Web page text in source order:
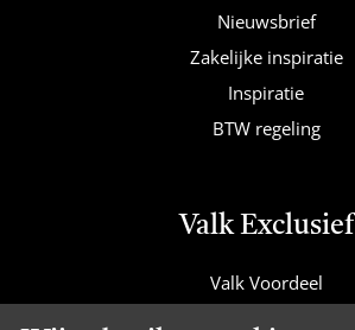
Nieuwsbrief
Zakelijke inspiratie
Inspiratie
BTW regeling
Valk Exclusief
Valk Voordeel